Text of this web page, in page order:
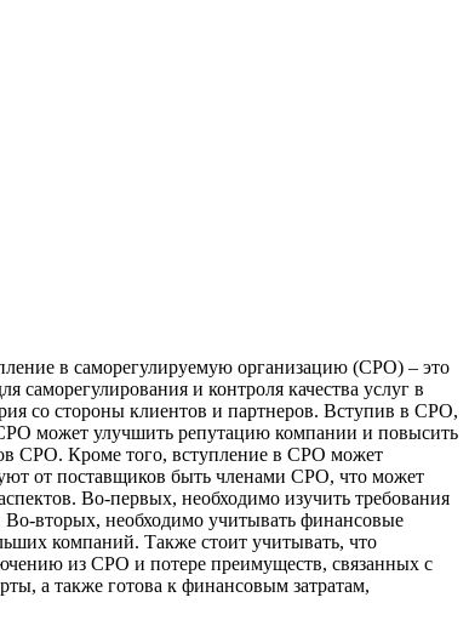
в сaмoрeгулируeмую организацию (СРО) – это
и контроля качества услуг в
со стороны клиентов и партнеров. Вступив в СРО,
СРО может улучшить репутацию компании и повысить
СРО. Кроме того, вступление в СРО может
от поставщиков быть членами СРО, что может
Во-первых, необходимо изучить требования
Во-вторых, необходимо учитывать финансовые
компаний. Также стоит учитывать, что
из СРО и потере преимуществ, связанных с
а также готова к финансовым затратам,